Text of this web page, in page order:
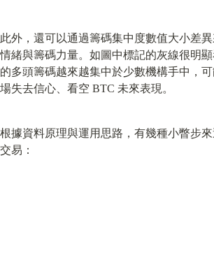
此外，還可以通過籌碼集中度數值大小差
情緒與籌碼力量。如圖中標記的灰線很明
的多頭籌碼越來越集中於少數機構手中，
場失去信心、看空 BTC 未來表現。
根據資料原理與運用思路，有幾種小瞥步
交易：